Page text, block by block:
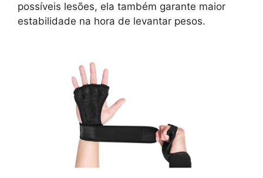
possíveis lesões, ela também garante maior
estabilidade na hora de levantar pesos.